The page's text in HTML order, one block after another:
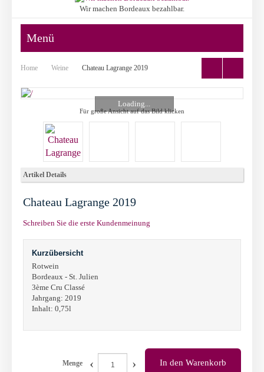
Wir machen Bordeaux bezahlbar.
Menü
Home Weine Chateau Lagrange 2019
Loading...
Für große Ansicht auf das Bild klicken
Artikel Details
Chateau Lagrange 2019
Schreiben Sie die erste Kundenmeinung
Kurzübersicht
Rotwein
Bordeaux - St. Julien
3ème Cru Classé
Jahrgang: 2019
Inhalt: 0,75l
Menge ›
‹ In den Warenkorb